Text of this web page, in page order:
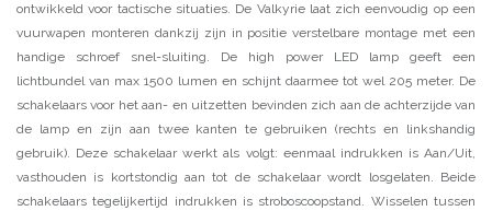
ontwikkeld voor tactische situaties. De Valkyrie laat zich eenvoudig op een
vuurwapen monteren dankzij zijn in positie verstelbare montage met een
handige schroef snel-sluiting. De high power LED lamp geeft een
lichtbundel van max 1500 lumen en schijnt daarmee tot wel 205 meter. De
schakelaars voor het aan- en uitzetten bevinden zich aan de achterzijde van
de lamp en zijn aan twee kanten te gebruiken (rechts en linkshandig
gebruik). Deze schakelaar werkt als volgt: eenmaal indrukken is Aan/Uit,
vasthouden is kortstondig aan tot de schakelaar wordt losgelaten. Beide
schakelaars tegelijkertijd indrukken is stroboscoopstand. Wisselen tussen